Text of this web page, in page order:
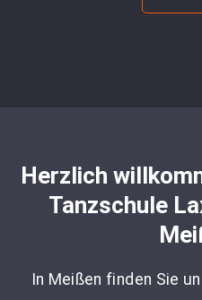
Herzlich
Tanzschule
In Meißen finden Sie